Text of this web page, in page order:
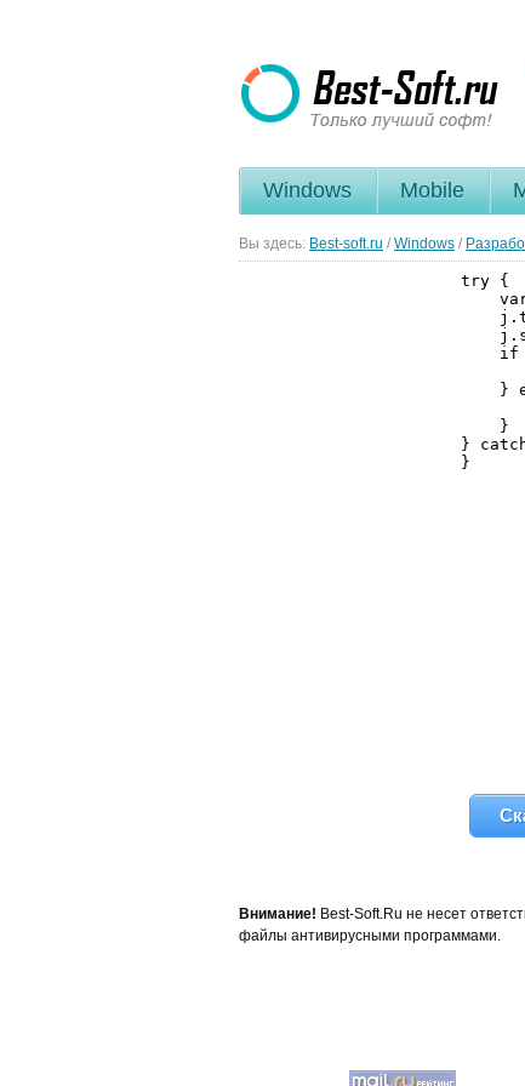
Windows Mobile
Вы здесь: Best-soft.ru / Windows /
Внимание! Best-Soft.Ru не несет
файлы антивирусными программами.